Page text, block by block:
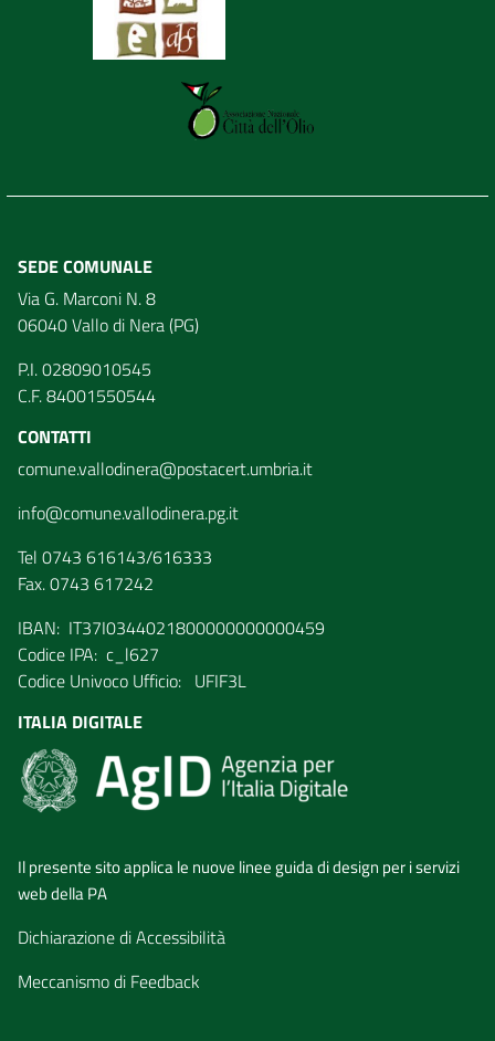
SEDE COMUNALE
Via G. Marconi N. 8
06040 Vallo di Nera (PG)
P.I. 02809010545
C.F. 84001550544
CONTATTI
comune.vallodinera@postacert.umbria.it
info@comune.vallodinera.pg.it
Tel 0743 616143/616333
Fax. 0743 617242
IBAN: IT37I0344021800000000000459
Codice IPA: c_l627
Codice Univoco Ufficio: UFIF3L
ITALIA DIGITALE
Il presente sito applica le nuove linee guida di design per i servizi
web della PA
Dichiarazione di Accessibilità
Meccanismo di Feedback